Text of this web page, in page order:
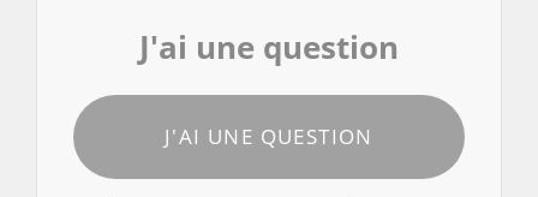
J'ai une question
J'AI UNE QUESTION